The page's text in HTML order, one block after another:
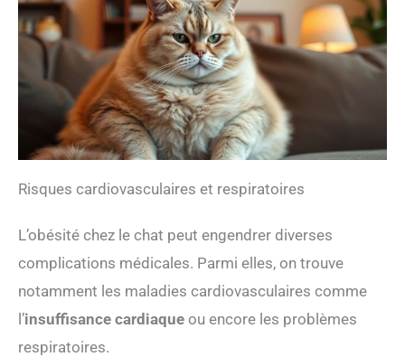
Risques cardiovasculaires et respiratoires
L’obésité chez le chat peut engendrer diverses
complications médicales. Parmi elles, on trouve
notamment les maladies cardiovasculaires comme
l’insuffisance cardiaque ou encore les problèmes
respiratoires.